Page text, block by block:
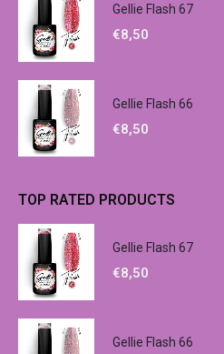
Gellie Flash 67
€8,50
Gellie Flash 66
€8,50
TOP RATED PRODUCTS
Gellie Flash 67
€8,50
Gellie Flash 66